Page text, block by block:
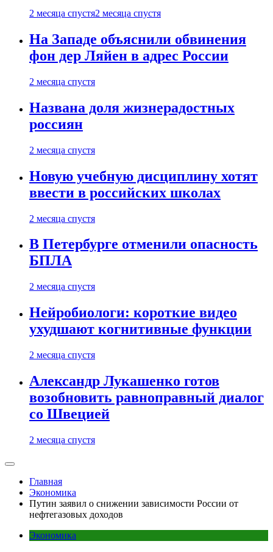
2 месяца спустя2 месяца спустя
На Западе объяснили обвинения
фон дер Ляйен в адрес России
2 месяца спустя
Названа доля жизнерадостных
россиян
2 месяца спустя
Новую учебную дисциплину хотят
ввести в российских школах
2 месяца спустя
В Петербурге отменили опасность
БПЛА
2 месяца спустя
Нейробиологи: короткие видео
ухудшают когнитивные функции
2 месяца спустя
Александр Лукашенко готов
возобновить равноправный диалог
со Швецией
2 месяца спустя
Главная
Экономика
Путин заявил о снижении зависимости России от
нефтегазовых доходов
Экономика